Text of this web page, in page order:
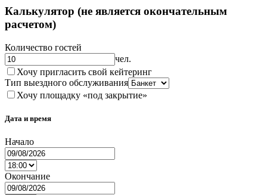
Калькулятор (не является окончательным
расчетом)
Количество гостей
чел.
Хочу пригласить свой кейтеринг
Тип выездного обслуживания
Хочу площадку «под закрытие»
Дата и время
Начало
Окончание